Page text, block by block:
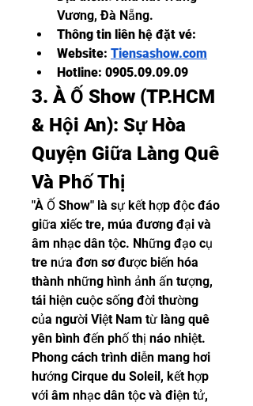
Vương, Đà Nẵng.
Thông tin liên hệ đặt vé:
Website: Tiensashow.com
Hotline: 0905.09.09.09
3. À Ố Show (TP.HCM
& Hội An): Sự Hòa
Quyện Giữa Làng Quê
Và Phố Thị
"À Ố Show" là sự kết hợp độc đáo
giữa xiếc tre, múa đương đại và
âm nhạc dân tộc. Những đạo cụ
tre nứa đơn sơ được biến hóa
thành những hình ảnh ấn tượng,
tái hiện cuộc sống đời thường
của người Việt Nam từ làng quê
yên bình đến phố thị náo nhiệt.
Phong cách trình diễn mang hơi
hướng Cirque du Soleil, kết hợp
với âm nhạc dân tộc và điện tử,